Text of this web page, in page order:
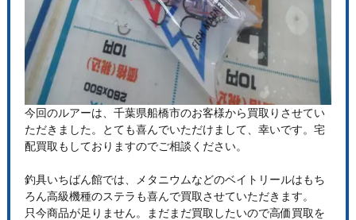
今回のルアーは、千葉県船橋市のお客様から買取りさせてい
ただきました。とても喜んでいただけまして、幸いです。宅
配買取もしておりますのでご相談ください。
釣具いちばん館では、メタニウムなどのベイトリールはもち
ろん高級機種のステラも喜んで買取させていただきます。
只今商品が足りません。まだまだ買取したいので高価買取を